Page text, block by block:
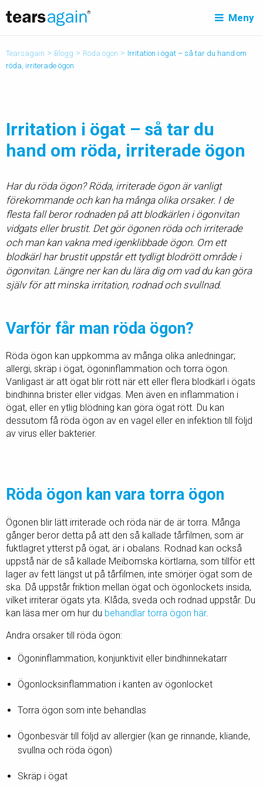
Meny
Tearsagain > Blogg > Röda ögon > Irritation i ögat – så tar du hand om
röda, irriterade ögon
Irritation i ögat – så tar du
hand om röda, irriterade ögon
Har du röda ögon? Röda, irriterade ögon är vanligt
förekommande och kan ha många olika orsaker. I de
flesta fall beror rodnaden på att blodkärlen i ögonvitan
vidgats eller brustit. Det gör ögonen röda och irriterade
och man kan vakna med igenklibbade ögon. Om ett
blodkärl har brustit uppstår ett tydligt blodrött område i
ögonvitan. Längre ner kan du lära dig om vad du kan göra
själv för att minska irritation, rodnad och svullnad.
Varför får man röda ögon?
Röda ögon kan uppkomma av många olika anledningar;
allergi, skräp i ögat, ögoninflammation och torra ögon.
Vanligast är att ögat blir rött när ett eller flera blodkärl i ögats
bindhinna brister eller vidgas. Men även en inflammation i
ögat, eller en ytlig blödning kan göra ögat rött. Du kan
dessutom få röda ögon av en vagel eller en infektion till följd
av virus eller bakterier.
Röda ögon kan vara torra ögon
Ögonen blir lätt irriterade och röda när de är torra. Många
gånger beror detta på att den så kallade tårfilmen, som är
fuktlagret ytterst på ögat, är i obalans. Rodnad kan också
uppstå när de så kallade Meibomska körtlarna, som tillför ett
lager av fett längst ut på tårfilmen, inte smörjer ögat som de
ska. Då uppstår friktion mellan ögat och ögonlockets insida,
vilket irriterar ögats yta. Klåda, sveda och rodnad uppstår. Du
kan läsa mer om hur du behandlar torra ögon här.
Andra orsaker till röda ögon:
Ögoninflammation, konjunktivit eller bindhinnekatarr
Ögonlocksinflammation i kanten av ögonlocket
Torra ögon som inte behandlas
Ögonbesvär till följd av allergier (kan ge rinnande, kliande,
svullna och röda ögon)
Skräp i ögat